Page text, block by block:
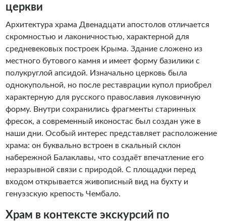
церкви
Архитектура храма Двенадцати апостолов отличается
скромностью и лаконичностью, характерной для
средневековых построек Крыма. Здание сложено из
местного бутового камня и имеет форму базилики с
полукруглой апсидой. Изначально церковь была
однокупольной, но после реставрации купол приобрел
характерную для русского православия луковичную
форму. Внутри сохранились фрагменты старинных
фресок, а современный иконостас был создан уже в
наши дни. Особый интерес представляет расположение
храма: он буквально встроен в скальный склон
набережной Балаклавы, что создаёт впечатление его
неразрывной связи с природой. С площадки перед
входом открывается живописный вид на бухту и
генуэзскую крепость Чембало.
Храм в контексте экскурсий по